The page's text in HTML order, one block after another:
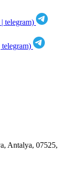
telegram)
Antalya, 07525,